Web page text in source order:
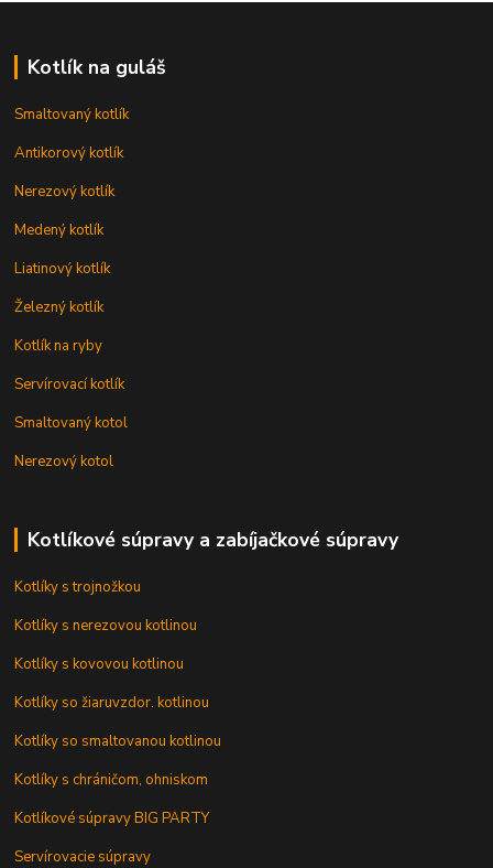
Kotlík na guláš
Smaltovaný kotlík
Antikorový kotlík
Nerezový kotlík
Medený kotlík
Liatinový kotlík
Železný kotlík
Kotlík na ryby
Servírovací kotlík
Smaltovaný kotol
Nerezový kotol
Kotlíkové súpravy a zabíjačkové súpravy
Kotlíky s trojnožkou
Kotlíky s nerezovou kotlinou
Kotlíky s kovovou kotlinou
Kotlíky so žiaruvzdor. kotlinou
Kotlíky so smaltovanou kotlinou
Kotlíky s chráničom, ohniskom
Kotlíkové súpravy BIG PARTY
Servírovacie súpravy